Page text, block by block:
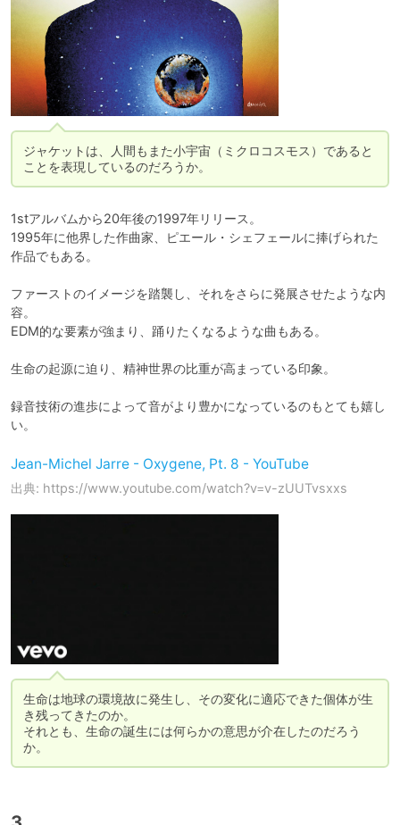
ジャケットは、人間もまた小宇宙（ミクロコスモス）であると
ことを表現しているのだろうか。
1stアルバムから20年後の1997年リリース。
1995年に他界した作曲家、ピエール・シェフェールに捧げられた
作品でもある。
ファーストのイメージを踏襲し、それをさらに発展させたような内
容。
EDM的な要素が強まり、踊りたくなるような曲もある。
生命の起源に迫り、精神世界の比重が高まっている印象。
録音技術の進歩によって音がより豊かになっているのもとても嬉し
い。
Jean-Michel Jarre - Oxygene, Pt. 8 - YouTube
出典: https://www.youtube.com/watch?v=v-zUUTvsxxs
生命は地球の環境故に発生し、その変化に適応できた個体が生
き残ってきたのか。
それとも、生命の誕生には何らかの意思が介在したのだろう
か。